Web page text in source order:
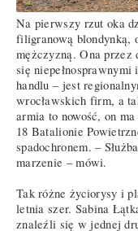
Na pierwszy rzut oka
filigranową blondynką,
mężczyzną. Ona przez
się
handlu – jest
wrocławskich firm, a
armia to nowość, on
18 Batalionie
spadochronem. –
marzenie – mówi.
Tak różne życiorysy i
letnia szer. Sabina
znaleźli się w jednej